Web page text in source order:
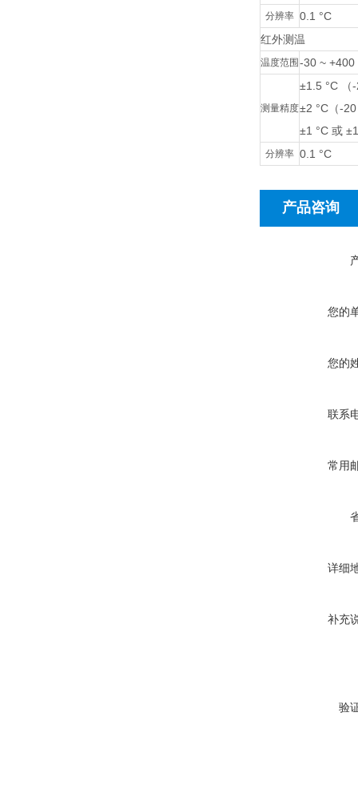
分辨率 0.1 °C
红外测温
温度范围 -30 ~ +400
测量精度
±1.5 °C （
±2 °C（-
±1 °C 或
分辨率 0.1 °C
产品咨询
您的
您的
联系
常用
详细
补充
验